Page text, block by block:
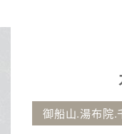
御船山.湯布院.